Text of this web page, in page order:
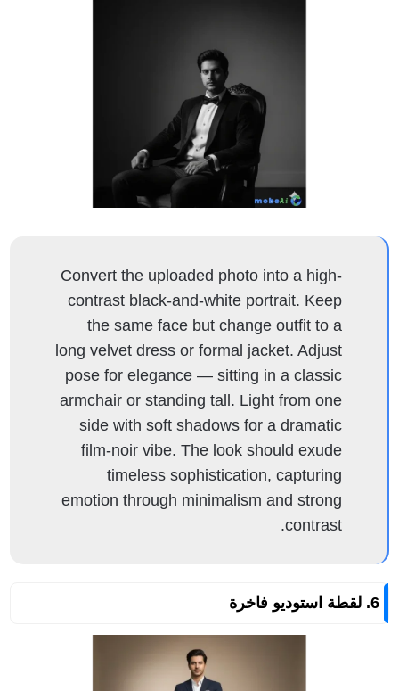
Convert the uploaded photo into a high-
contrast black-and-white portrait. Keep
the same face but change outfit to a
long velvet dress or formal jacket. Adjust
pose for elegance — sitting in a classic
armchair or standing tall. Light from one
side with soft shadows for a dramatic
film-noir vibe. The look should exude
timeless sophistication, capturing
emotion through minimalism and strong
contrast.
6. لقطة استوديو فاخرة